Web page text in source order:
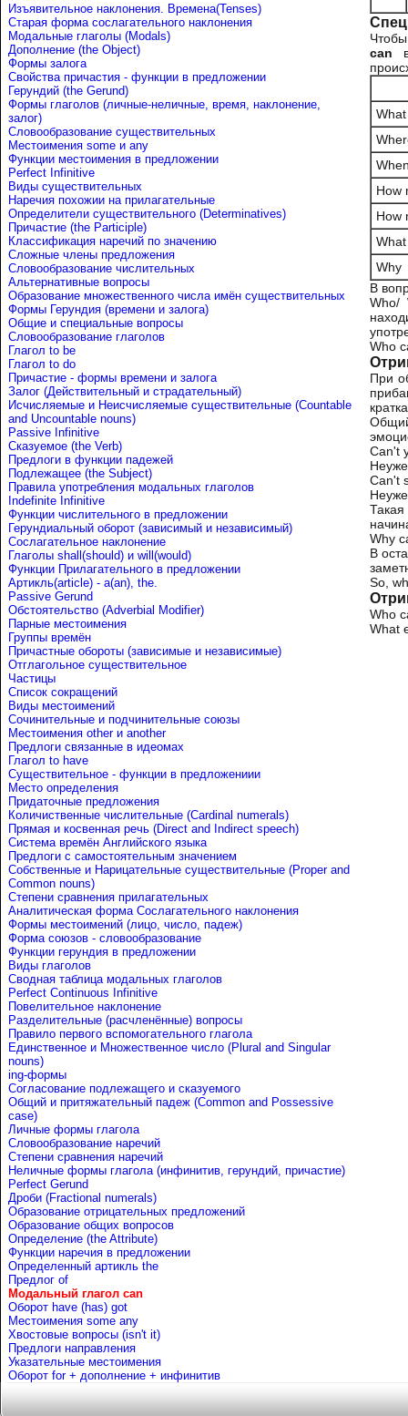
Изъявительное наклонения. Времена(Tenses)
Старая форма сослагательного наклонения
Модальные глаголы (Modals)
Дополнение (the Object)
Формы залога
Свойства причастия - функции в предложении
Герундий (the Gerund)
Формы глаголов (личные-неличные, время, наклонение,
залог)
Словообразование существительных
Местоимения some и any
Функции местоимения в предложении
Perfect Infinitive
Виды существительных
Наречия похожии на прилагательные
Определители существительного (Determinatives)
Причастие (the Participle)
Классификация наречий по значению
Сложные члены предложения
Словообразование числительных
Альтернативные вопросы
Образование множественного числа имён существительных
Формы Герундия (времени и залога)
Общие и специальные вопросы
Словообразование глаголов
Глагол to be
Глагол to do
Причастие - формы времени и залога
Залог (Действительный и страдательный)
Исчисляемые и Неисчисляемые существительные (Countable
and Uncountable nouns)
Passive Infinitive
Сказуемое (the Verb)
Предлоги в функции падежей
Подлежащее (the Subject)
Правила употребления модальных глаголов
Indefinite Infinitive
Функции числительного в предложении
Герундиальный оборот (зависимый и независимый)
Сослагательное наклонение
Глаголы shall(should) и will(would)
Функции Прилагательного в предложении
Артикль(article) - a(an), the.
Passive Gerund
Обстоятельство (Adverbial Modifier)
Парные местоимения
Группы времён
Причастные обороты (зависимые и независимые)
Отглагольное существительное
Частицы
Список сокращений
Виды местоимений
Сочинительные и подчинительные союзы
Местоимения other и another
Предлоги связанные в идеомах
Глагол to have
Существительное - функции в предложениии
Место определения
Придаточные предложения
Количиственные числительные (Cardinal numerals)
Прямая и косвенная речь (Direct and Indirect speech)
Система времён Английского языка
Предлоги с самостоятельным значением
Собственные и Нарицательные cуществительные (Proper and
Common nouns)
Степени сравнения прилагательных
Аналитическая форма Сослагательного наклонения
Формы местоимений (лицо, число, падеж)
Форма союзов - словообразование
Функции герундия в предложении
Виды глаголов
Сводная таблица модальных глаголов
Perfect Continuous Infinitive
Повелительное наклонение
Разделительные (расчленённые) вопросы
Правило первого вспомогательного глагола
Единственное и Множественное число (Plural and Singular
nouns)
ing-формы
Согласование подлежащего и сказуемого
Общий и притяжательный падеж (Common and Possessive
case)
Личные формы глагола
Словообразование наречий
Степени сравнения наречий
Неличные формы глагола (инфинитив, герундий, причастие)
Perfect Gerund
Дроби (Fractional numerals)
Образование отрицательных предложений
Образование общих вопросов
Определение (the Attribute)
Функции наречия в предложении
Определенный артикль the
Предлог of
Mодальный глагол can
Оборот have (has) got
Местоимения some any
Хвостовые вопросы (isn't it)
Предлоги направления
Указательные местоимения
Оборот for + дополнение + инфинитив
can
What
How
How
Why
В
Who/
Who
При
Can't
Can't
Why
В
So,
Who
What